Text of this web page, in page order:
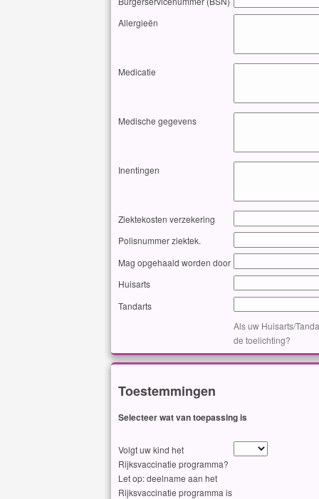
Allergieën
Medicatie
Medische gegevens
Inentingen
Ziektekosten verzekering
Polisnummer ziektek.
Mag opgehaald worden door
Huisarts
Tandarts
Als uw Huisarts/
de toelichting?
Toestemmingen
Selecteer wat van toepassing is
Volgt uw kind het
Rijksvaccinatie programma?
Let op: deelname aan het
Rijksvaccinatie programma is